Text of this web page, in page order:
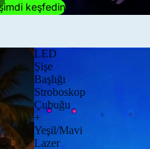
keşfedin
LED
Şişe
Başlığı
Stroboskop
Çubuğu
+
Yeşil/Mavi
Lazer